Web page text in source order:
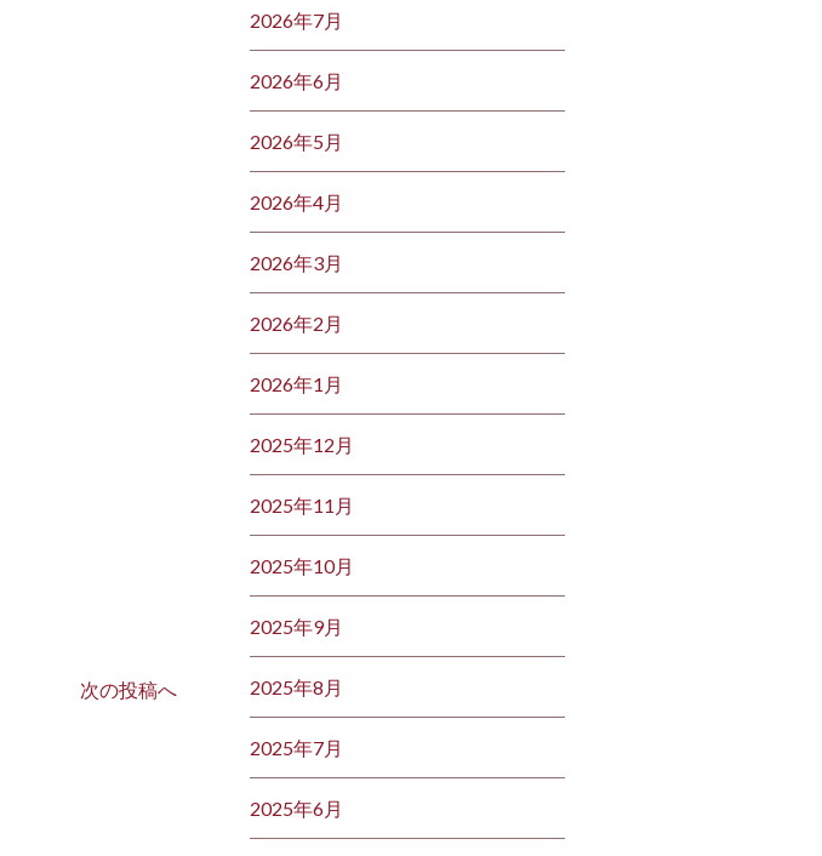
次の投稿へ
2026年7月
2026年6月
2026年5月
2026年4月
2026年3月
2026年2月
2026年1月
2025年12月
2025年11月
2025年10月
2025年9月
2025年8月
2025年7月
2025年6月